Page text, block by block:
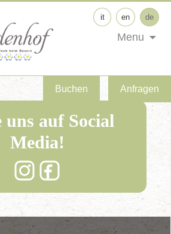
Buchen Anfragen
it en de
Menu
uns auf Social
Media!